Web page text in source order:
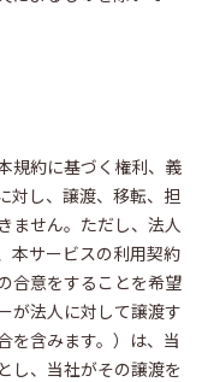
規約に基づく権利、義
対し、譲渡、移転、担
ません。ただし、法人
本サービスの利用契約
合意をすることを希望
が法人に対して譲渡す
を含みます。）は、当
し、当社がその譲渡を